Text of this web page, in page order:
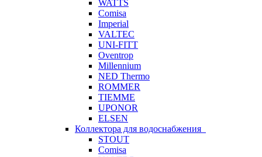
WATTS
Comisa
Imperial
VALTEC
UNI-FITT
Oventrop
Millennium
NED Thermo
ROMMER
TIEMME
UPONOR
ELSEN
Коллектора для водоснабжения
STOUT
Comisa